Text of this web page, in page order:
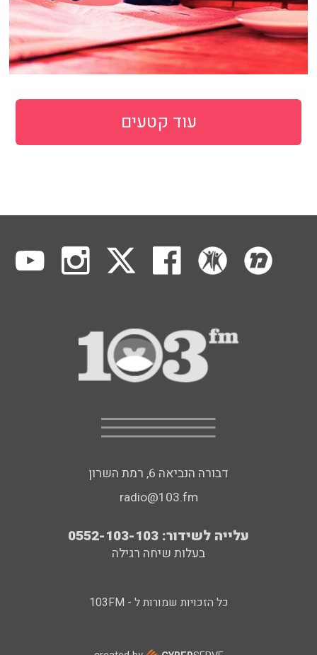
עוד קטעים
דבורה הנביאה 6, רמת השרון
radio@103.fm
עלייה לשידור: 0552-103-103
בעלות שיחה רגילה
כל הזכויות שמורות ל - 103FM